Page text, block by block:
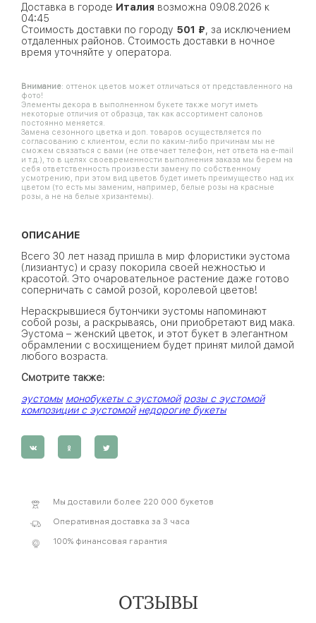
Доставка в городе Италия возможна 09.08.2026 к
04:45
Стоимость доставки по городу 501 ₽ , за исключением
отдаленных районов. Стоимость доставки в ночное
время уточняйте у оператора.
Внимание: оттенок цветов может отличаться от представленного на
фото!
Элементы декора в выполненном букете также могут иметь
некоторые отличия от образца, так как ассортимент салонов
постоянно меняется.
Замена сезонного цветка и доп. товаров осуществляется по
согласованию с клиентом, если по каким-либо причинам мы не
сможем связаться с вами (не отвечает телефон, нет ответа на e-mail
и т.д.), то в целях своевременности выполнения заказа мы берем на
себя ответственность произвести замену по собственному
усмотрению, при этом вид цветов будет иметь преимущество над их
цветом (то есть мы заменим, например, белые розы на красные
розы, а не на белые хризантемы).
ОПИСАНИЕ
Всего 30 лет назад пришла в мир флористики эустома
(лизиантус) и сразу покорила своей нежностью и
красотой. Это очаровательное растение даже готово
соперничать с самой розой, королевой цветов!
Нераскрывшиеся бутончики эустомы напоминают
собой розы, а раскрываясь, они приобретают вид мака.
Эустома – женский цветок, и этот букет в элегантном
обрамлении с восхищением будет принят милой дамой
любого возраста.
Смотрите также:
эустомы монобукеты с эустомой розы с эустомой
композиции с эустомой недорогие букеты
Мы доставили более 220 000 букетов
Оперативная доставка за 3 часа
100% финансовая гарантия
ОТЗЫВЫ